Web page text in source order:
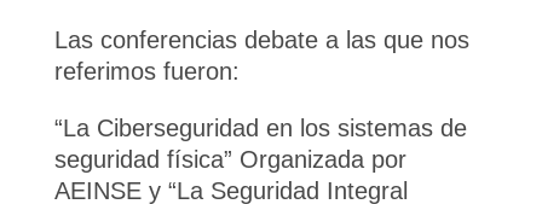
Las conferencias debate a las que nos
referimos fueron:
“La Ciberseguridad en los sistemas de
seguridad física” Organizada por
AEINSE y “La Seguridad Integral